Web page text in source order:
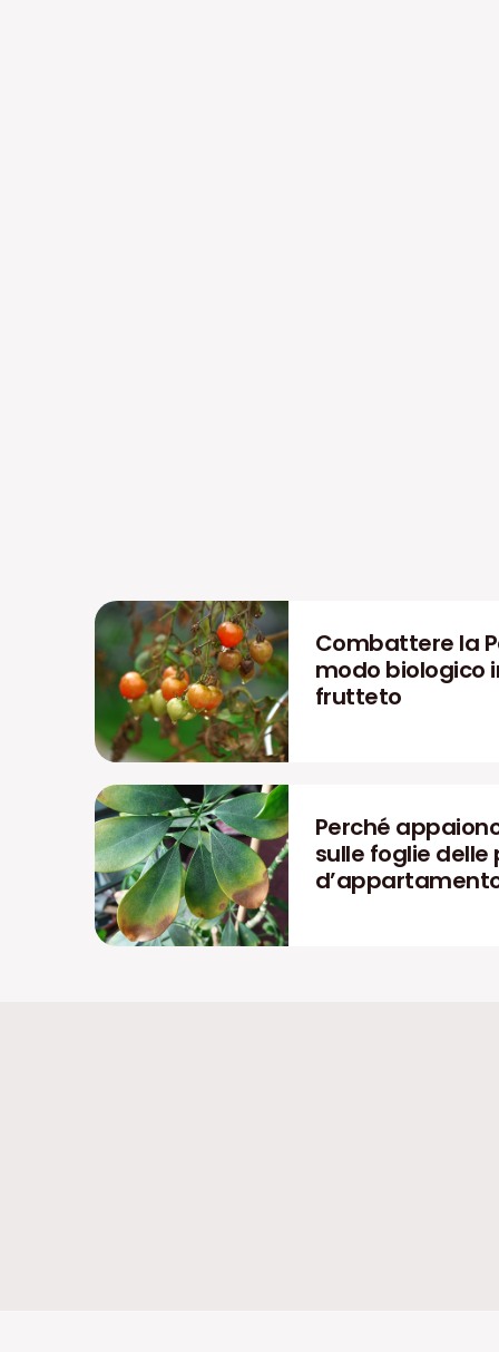
Combattere la
modo biologico
frutteto
Perché
sulle foglie delle